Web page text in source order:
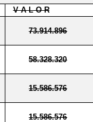
V A L O R
73.914.896
58.328.320
15.586.576
15.586.576